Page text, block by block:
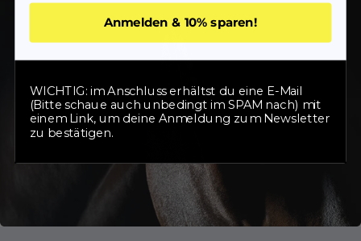
Anmelden & 10% sparen!
WICHTIG: im Anschluss erhältst du eine E-Mail
(Bitte schaue auch unbedingt im SPAM nach) mit
einem Link, um deine Anmeldung zum Newsletter
zu bestätigen.